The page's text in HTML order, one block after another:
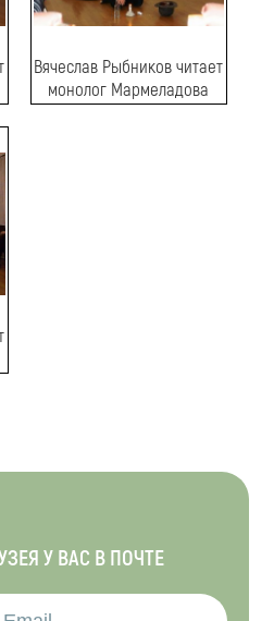
Вячеслав Рыбников читает
монолог Мармеладова
У ВАС В ПОЧТЕ